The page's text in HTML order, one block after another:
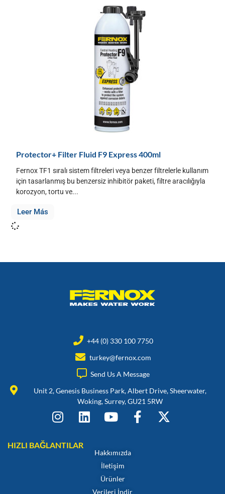
Protector+ Filter Fluid F9 Express 400ml
Fernox TF1 sıralı sistem filtreleri veya benzer filtrelerle kullanım
için tasarlanmış bu benzersiz inhibitör paketi, filtre aracılığıyla
korozyon, tortu ve...
Leer Más
+44 (0) 330 100 7750
turkey@fernox.com
Send Us A Message
Unit 2, Genesis Business Park, Albert Drive, Sheerwater,
Woking, Surrey, GU21 5RW
HIZLI BAĞLANTILAR
Hakkımızda
İletişim
Ürünler
Verileri İndir